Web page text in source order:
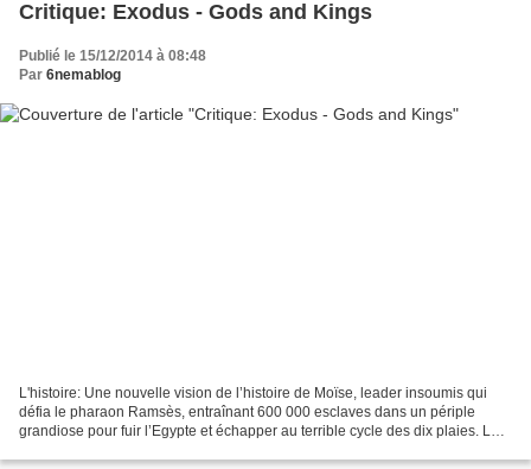
Critique: Exodus - Gods and Kings
Publié le 15/12/2014 à 08:48
Par 6nemablog
L'histoire: Une nouvelle vision de l’histoire de Moïse, leader insoumis qui
défia le pharaon Ramsès, entraînant 600 000 esclaves dans un périple
grandiose pour fuir l’Egypte et échapper au terrible cycle des dix plaies. La